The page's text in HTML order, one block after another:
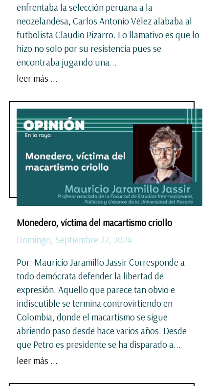
enfrentaba la selección peruana a la
neozelandesa, Carlos Antonio Vélez alababa al
futbolista Claudio Pizarro. Lo llamativo es que lo
hizo no solo por su resistencia pues se
encontraba jugando una...
leer más ...
Monedero, víctima del macartismo criollo
Domingo, Septiembre 22, 2024
Por: Mauricio Jaramillo Jassir Corresponde a
todo demócrata defender la libertad de
expresión. Aquello que parece tan obvio e
indiscutible se termina controvirtiendo en
Colombia, donde el macartismo se sigue
abriendo paso desde hace varios años. Desde
que Petro es presidente se ha disparado a...
leer más ...